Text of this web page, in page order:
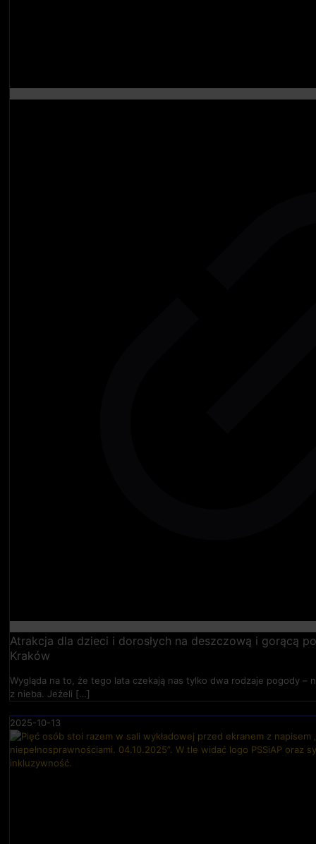
Atrakcja dla dzieci i dorosłych na deszczową i gorącą
Kraków
Wygląda na to, że tego lata czekają nas tylko dwa rodzaje pogody –
z nieba. Jeżeli […]
2025-10-13